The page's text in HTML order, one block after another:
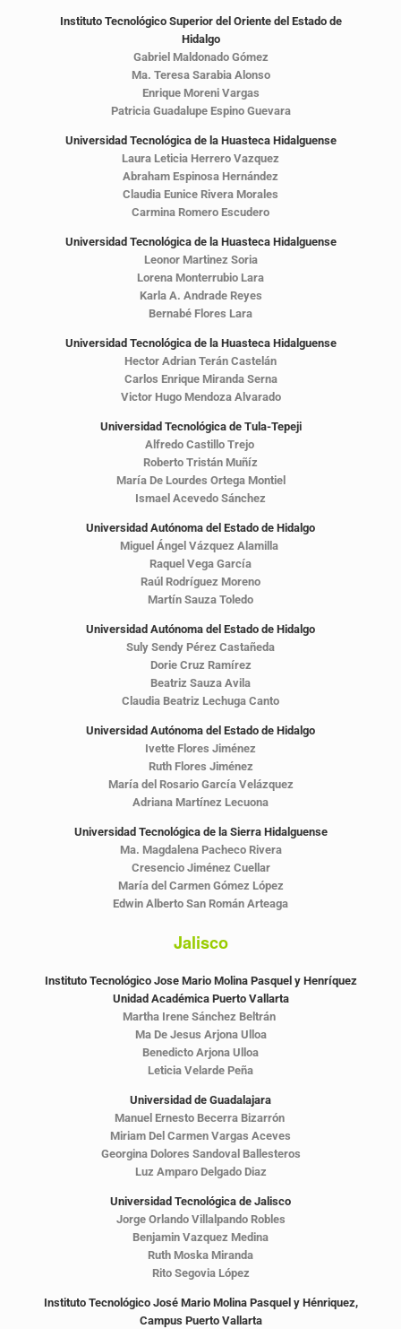
Instituto Tecnológico Superior del Oriente del Estado de
Hidalgo
Gabriel Maldonado Gómez
Ma. Teresa Sarabia Alonso
Enrique Moreni Vargas
Patricia Guadalupe Espino Guevara
Universidad Tecnológica de la Huasteca Hidalguense
Laura Leticia Herrero Vazquez
Abraham Espinosa Hernández
Claudia Eunice Rivera Morales
Carmina Romero Escudero
Universidad Tecnológica de la Huasteca Hidalguense
Leonor Martinez Soria
Lorena Monterrubio Lara
Karla A. Andrade Reyes
Bernabé Flores Lara
Universidad Tecnológica de la Huasteca Hidalguense
Hector Adrian Terán Castelán
Carlos Enrique Miranda Serna
Victor Hugo Mendoza Alvarado
Universidad Tecnológica de Tula-Tepeji
Alfredo Castillo Trejo
Roberto Tristán Muñíz
María De Lourdes Ortega Montiel
Ismael Acevedo Sánchez
Universidad Autónoma del Estado de Hidalgo
Miguel Ángel Vázquez Alamilla
Raquel Vega García
Raúl Rodríguez Moreno
Martín Sauza Toledo
Universidad Autónoma del Estado de Hidalgo
Suly Sendy Pérez Castañeda
Dorie Cruz Ramírez
Beatriz Sauza Avila
Claudia Beatriz Lechuga Canto
Universidad Autónoma del Estado de Hidalgo
Ivette Flores Jiménez
Ruth Flores Jiménez
María del Rosario García Velázquez
Adriana Martínez Lecuona
Universidad Tecnológica de la Sierra Hidalguense
Ma. Magdalena Pacheco Rivera
Cresencio Jiménez Cuellar
María del Carmen Gómez López
Edwin Alberto San Román Arteaga
Jalisco
Instituto Tecnológico Jose Mario Molina Pasquel y Henríquez
Unidad Académica Puerto Vallarta
Martha Irene Sánchez Beltrán
Ma De Jesus Arjona Ulloa
Benedicto Arjona Ulloa
Leticia Velarde Peña
Universidad de Guadalajara
Manuel Ernesto Becerra Bizarrón
Miriam Del Carmen Vargas Aceves
Georgina Dolores Sandoval Ballesteros
Luz Amparo Delgado Diaz
Universidad Tecnológica de Jalisco
Jorge Orlando Villalpando Robles
Benjamin Vazquez Medina
Ruth Moska Miranda
Rito Segovia López
Instituto Tecnológico José Mario Molina Pasquel y Hénriquez,
Campus Puerto Vallarta